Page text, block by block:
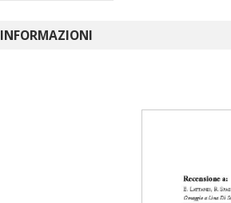
INFORMAZIONI